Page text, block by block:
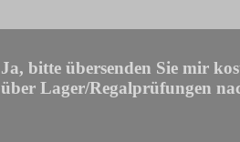
Ja, bitte übersenden Sie mir
über Lager/Regalprüfungen